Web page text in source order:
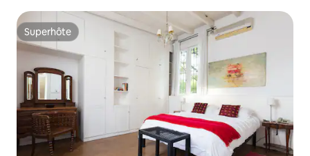
Superhôte
Superhôte